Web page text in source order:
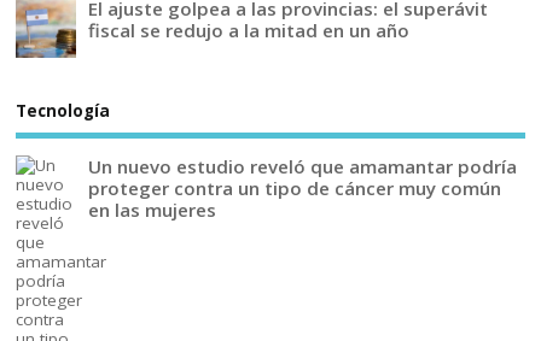
El ajuste golpea a las provincias: el superávit
fiscal se redujo a la mitad en un año
Tecnología
Un nuevo estudio reveló que amamantar podría
proteger contra un tipo de cáncer muy común
en las mujeres